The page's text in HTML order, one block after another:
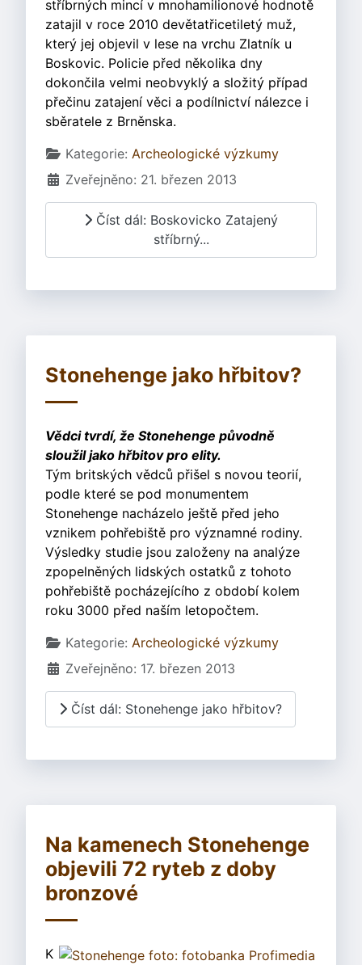
stříbrných mincí v mnohamilionové hodnotě
zatajil v roce 2010 devětatřicetiletý muž,
který jej objevil v lese na vrchu Zlatník u
Boskovic. Policie před několika dny
dokončila velmi neobvyklý a složitý případ
přečinu zatajení věci a podílnictví nálezce i
sběratele z Brněnska.
Základní údaje
Kategorie: Archeologické výzkumy
Zveřejněno: 21. březen 2013
Číst dál: Boskovicko Zatajený
stříbrný...
Stonehenge jako hřbitov?
Vědci tvrdí, že Stonehenge původně
sloužil jako hřbitov pro elity.
Tým britských vědců přišel s novou teorií,
podle které se pod monumentem
Stonehenge nacházelo ještě před jeho
vznikem pohřebiště pro významné rodiny.
Výsledky studie jsou založeny na analýze
zpopelněných lidských ostatků z tohoto
pohřebiště pocházejícího z období kolem
roku 3000 před naším letopočtem.
Základní údaje
Kategorie: Archeologické výzkumy
Zveřejněno: 17. březen 2013
Číst dál: Stonehenge jako hřbitov?
Na kamenech Stonehenge
objevili 72 ryteb z doby
bronzové
K